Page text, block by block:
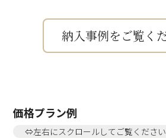
価格プラン例
⇔左右にスクロールしてご覧ください